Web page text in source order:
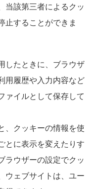
当該第三者によるクッ
止することができま
したときに、ブラウザ
用履歴や入力内容など
ァイルとして保存して
、クッキーの情報を使
とに表示を変えたりす
ラウザーの設定でクッ
ウェブサイトは、ユー